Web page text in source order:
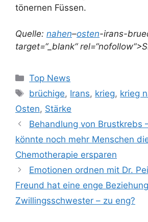
tönernen Füssen.
Quelle: nahen–osten-irans-
target=“_blank“
Kategorien
Top News
Schlagwörter
brüchige, Irans, krieg, krieg
Osten, Stärke
Behandlung von Brustkrebs
könnte noch mehr Menschen
Chemotherapie ersparen
Emotionen ordnen mit Dr.
Freund hat eine enge
Zwillingsschwester – zu eng?